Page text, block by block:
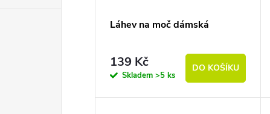
Láhev na moč dámská
139 Kč
Skladem >5 ks
DO KOŠÍKU